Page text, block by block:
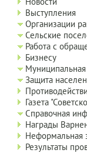
Выступления
Организации
Сельские
Работа с
Бизнесу
Защита
Газета
Справочная
Награды
Неформальная
Результаты